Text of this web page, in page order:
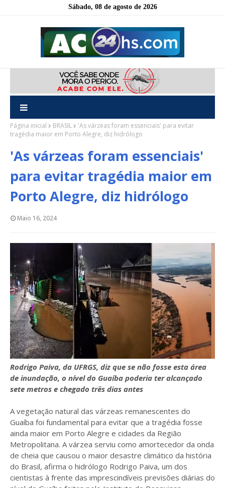
Sábado, 08 de agosto de 2026
Página inicial BRASIL
'As várzeas foram essenciais' para evitar
tragédia maior em Porto Alegre, diz hidrólogo
'As várzeas foram essenciais'
para evitar tragédia maior em
Porto Alegre, diz hidrólogo
Maio 16, 2024
Rodrigo Paiva, da UFRGS, diz que se não fosse esta área
de inundação, o nível do Guaíba poderia ter alcançado
sete metros e chegado três dias antes
A vegetação natural das várzeas remanescentes do
Guaíba foi fundamental para evitar que a tragédia fosse
ainda maior em Porto Alegre e cidades da Região
Metropolitana. A várzea serviu como amortecedor da onda
de cheia que causou o maior desastre climático da história
do Brasil, afirma o hidrólogo Rodrigo Paiva, um dos
cientistas à frente das imprescindíveis previsões diárias do